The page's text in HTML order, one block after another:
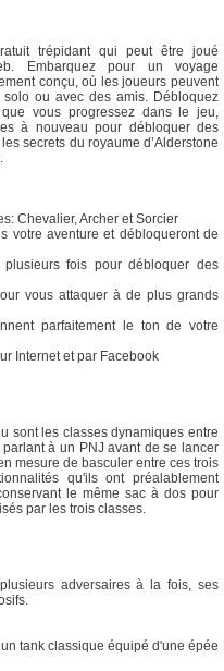
trépidant qui peut être joué
Embarquez pour un voyage
conçu, où les joueurs peuvent
ou avec des amis. Débloquez
vous progressez dans le jeu,
à nouveau pour débloquer des
secrets du royaume d’Alderstone
Chevalier, Archer et Sorcier
votre aventure et débloqueront de
fois pour débloquer des
vous attaquer à de plus grands
parfaitement le ton de votre
Internet et par Facebook
sont les classes dynamiques entre
à un PNJ avant de se lancer
mesure de basculer entre ces trois
qu'ils ont préalablement
le même sac à dos pour
par les trois classes.
adversaires à la fois, ses
tank classique équipé d'une épée